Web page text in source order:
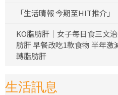
「生活晴報 今期至HIT推介」
KO脂肪肝｜女子每日食三文
肪肝 早餐改吃1款食物 半年激
轉脂肪肝
生活訊息